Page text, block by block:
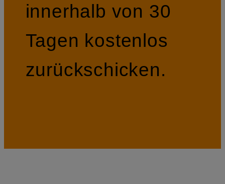
innerhalb von 30
Tagen kostenlos
zurückschicken.